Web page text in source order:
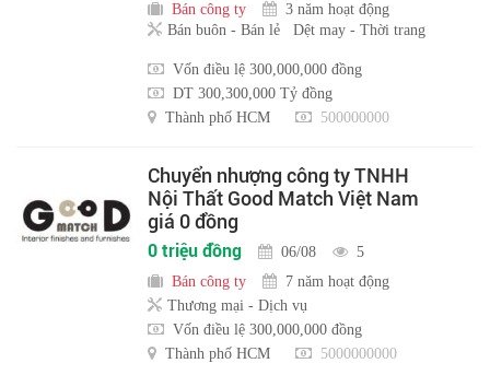
Bán công ty
3 năm hoạt động
Bán buôn - Bán lẻ
Dệt may - Thời trang
Vốn điều lệ 300,000,000 đồng
DT 300,300,000 Tỷ đồng
Thành phố HCM
500000000
Chuyển nhượng công ty TNHH
Nội Thất Good Match Việt Nam
giá 0 đồng
0 triệu đồng 06/08
5
Bán công ty
7 năm hoạt động
Thương mại - Dịch vụ
Vốn điều lệ 300,000,000 đồng
Thành phố HCM
5000000000